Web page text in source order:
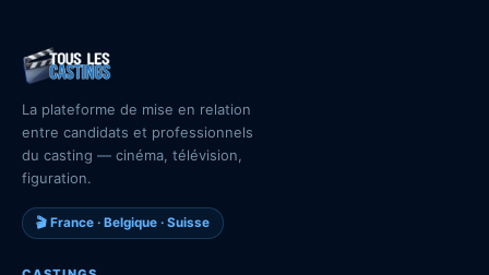
La plateforme de mise en relation
entre candidats et professionnels
du casting — cinéma, télévision,
figuration.
🎬 France · Belgique · Suisse